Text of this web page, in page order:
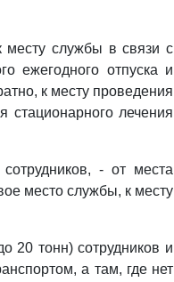
месту службы в связи с
ежегодного отпуска и
к месту проведения
стационарного лечения
- от места
место службы, к месту
20 тонн) сотрудников и
а там, где нет